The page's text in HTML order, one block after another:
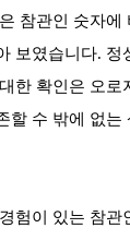
참관인 숫자에
보였습니다. 정
한 확인은 오로
할 수 밖에 없는
험이 있는 참관